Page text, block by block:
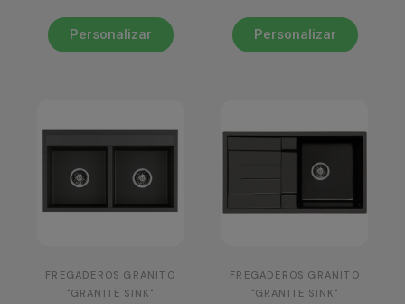
Personalizar Personalizar
FREGADEROS GRANITO
"GRANITE SINK"
FREGADEROS GRANITO
"GRANITE SINK"